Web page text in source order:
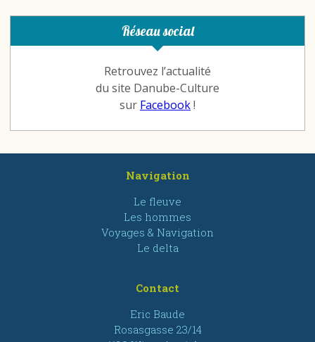
Réseau social
Retrouvez l’actualité
du site Danube-Culture
sur Facebook!
Navigation
Le fleuve
Les hommes
Voyages & Navigation
Le delta
Contact
Eric Baude
Rosasgasse 23/14